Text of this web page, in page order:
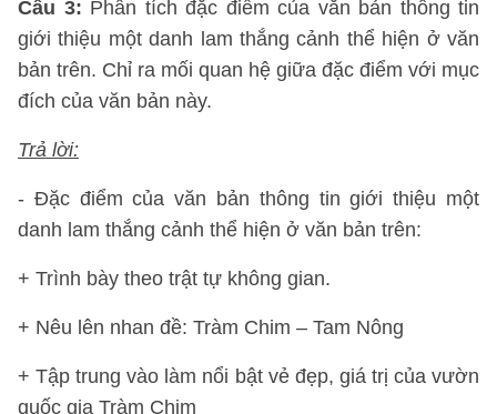
Câu 3: Phân tích đặc điểm của văn bản thông tin
giới thiệu một danh lam thắng cảnh thể hiện ở văn
bản trên. Chỉ ra mối quan hệ giữa đặc điểm với mục
đích của văn bản này.
Trả lời:
- Đặc điểm của văn bản thông tin giới thiệu một
danh lam thắng cảnh thể hiện ở văn bản trên:
+ Trình bày theo trật tự không gian.
+ Nêu lên nhan đề: Tràm Chim – Tam Nông
+ Tập trung vào làm nổi bật vẻ đẹp, giá trị của vườn
quốc gia Tràm Chim